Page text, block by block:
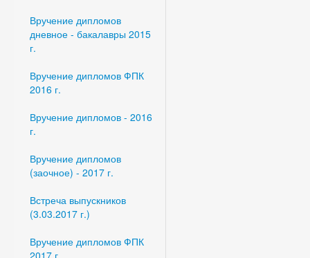
Вручение дипломов
дневное - бакалавры 2015
г.
Вручение дипломов ФПК
2016 г.
Вручение дипломов - 2016
г.
Вручение дипломов
(заочное) - 2017 г.
Встреча выпускников
(3.03.2017 г.)
Вручение дипломов ФПК
2017 г.